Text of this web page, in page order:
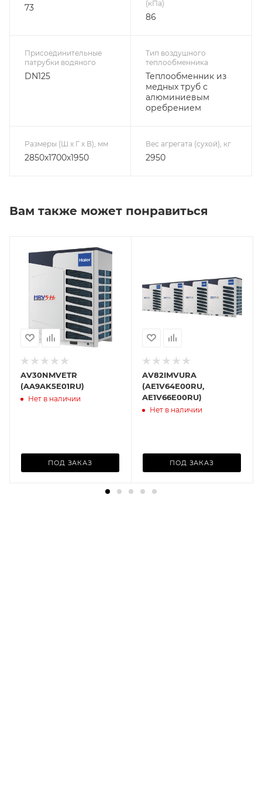
73 (кПа)
86
Присоединительные
патрубки водяного
DN125
Тип воздушного
теплообменника
Теплообменник из
медных труб с
алюминиевым
оребрением
Размеры (Ш х Г х В), мм
2850x1700x1950
Вес агрегата (сухой), кг
2950
Вам также может понравиться
AV30NMVETR
(AA9AK5E01RU)
Нет в наличии
ПОД ЗАКАЗ
AV82IMVURA
(AE1V64E00RU,
AE1V66E00RU)
Нет в наличии
ПОД ЗАКАЗ